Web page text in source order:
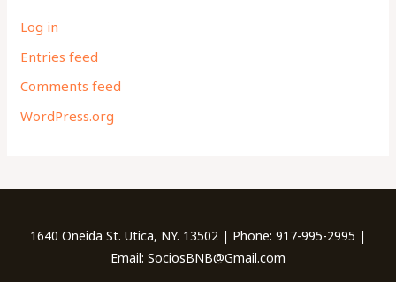
Log in
Entries feed
Comments feed
WordPress.org
1640 Oneida St. Utica, NY. 13502 | Phone: 917-995-2995 |
Email: SociosBNB@Gmail.com